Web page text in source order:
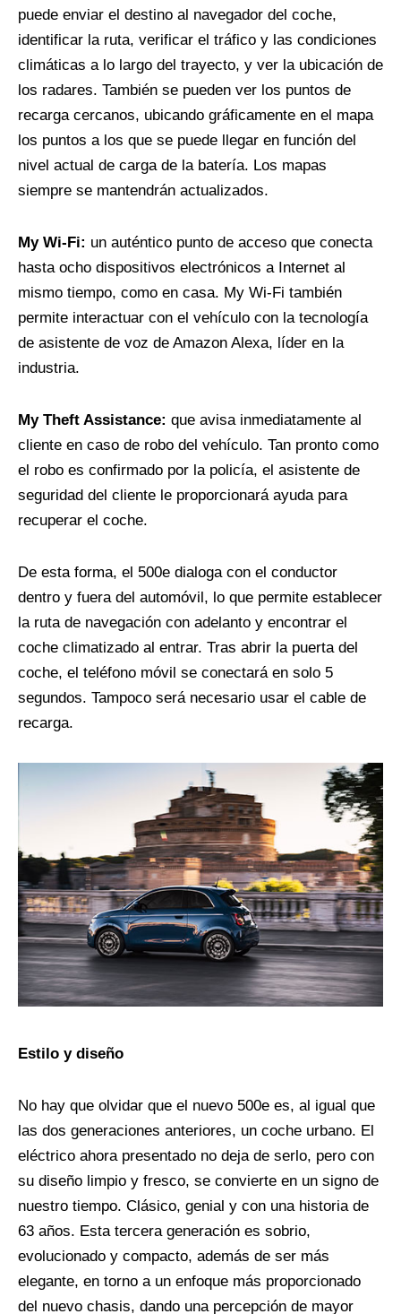
puede enviar el destino al navegador del coche,
identificar la ruta, verificar el tráfico y las condiciones
climáticas a lo largo del trayecto, y ver la ubicación de
los radares. También se pueden ver los puntos de
recarga cercanos, ubicando gráficamente en el mapa
los puntos a los que se puede llegar en función del
nivel actual de carga de la batería. Los mapas
siempre se mantendrán actualizados.
My Wi-Fi: un auténtico punto de acceso que conecta
hasta ocho dispositivos electrónicos a Internet al
mismo tiempo, como en casa. My Wi-Fi también
permite interactuar con el vehículo con la tecnología
de asistente de voz de Amazon Alexa, líder en la
industria.
My Theft Assistance: que avisa inmediatamente al
cliente en caso de robo del vehículo. Tan pronto como
el robo es confirmado por la policía, el asistente de
seguridad del cliente le proporcionará ayuda para
recuperar el coche.
De esta forma, el 500e dialoga con el conductor
dentro y fuera del automóvil, lo que permite establecer
la ruta de navegación con adelanto y encontrar el
coche climatizado al entrar. Tras abrir la puerta del
coche, el teléfono móvil se conectará en solo 5
segundos. Tampoco será necesario usar el cable de
recarga.
Estilo y diseño
No hay que olvidar que el nuevo 500e es, al igual que
las dos generaciones anteriores, un coche urbano. El
eléctrico ahora presentado no deja de serlo, pero con
su diseño limpio y fresco, se convierte en un signo de
nuestro tiempo. Clásico, genial y con una historia de
63 años. Esta tercera generación es sobrio,
evolucionado y compacto, además de ser más
elegante, en torno a un enfoque más proporcionado
del nuevo chasis, dando una percepción de mayor